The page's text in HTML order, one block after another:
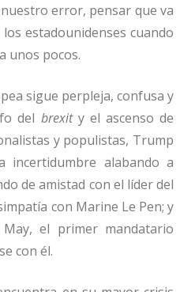
error, pensar que va
estadounidenses cuando
unos pocos.
sigue perpleja, confusa y
del brexity el ascenso de
y populistas, Trump
incertidumbre alabando a
de amistad con el líder del
con Marine Le Pen; y
el primer mandatario
con él.